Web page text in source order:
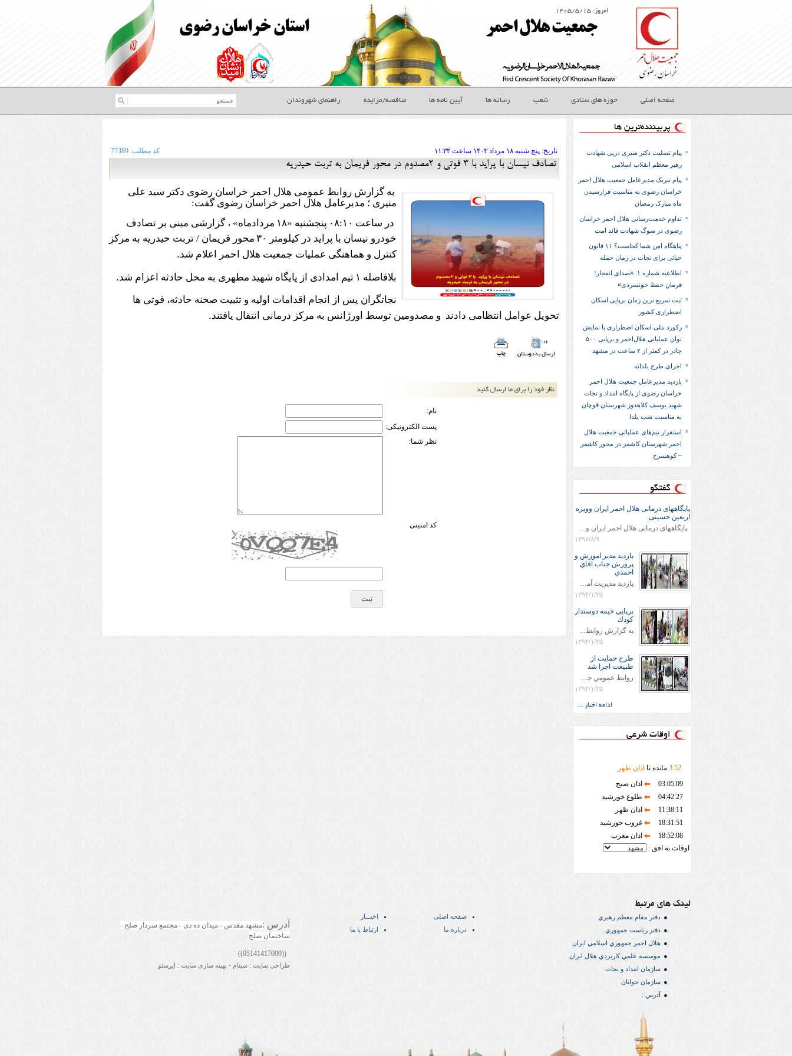
امروز: ۱۴۰۵/۵/۱۵
صفحه اصلی حوزه های ستادی شعب رسانه ها آیین نامه ها مناقصه/مزایده راهنمای شهروندان
پربیننده‌ترین ها
پیام تسلیت دکتر منیری درپی شهادت
رهبر معظم انقلاب اسلامی
پیام تبریک مدیرعامل جمعیت هلال احمر
خراسان رضوی به مناسبت فرارسیدن
ماه مبارک رمضان
تداوم خدمت‌رسانی هلال احمر خراسان
رضوی در سوگ شهادت قائد امت
پناهگاه امن شما کجاست؟ ۱۱ قانون
حیاتی برای نجات در زمان حمله
اطلاعیه شماره ۱: «صدای انفجار؛
فرمانِ حفظ خونسردی»
ثبت سریع‌ ترین زمان برپایی اسکان
اضطراری کشور
رکورد ملی اسکان اضطراری با نمایش
توان عملیاتی هلال‌احمر و برپایی ۵۰۰
چادر در کمتر از ۲ ساعت در مشهد
اجرای طرح یلدانه
بازدید مدیرعامل جمعیت هلال احمر
خراسان رضوی از پایگاه امداد و نجات
شهید یوسف کلاهدوز شهرستان قوچان
به مناسبت شب یلدا
استقرار تیم‌های عملیاتی جمعیت هلال
احمر شهرستان کاشمر در محور کاشمر
– کوهسرخ
گفتگو
پایگاههای درمانی هلال احمر ایران وویزه
اربعین حسینی
پایگاههای درمانی هلال احمر ایران وویزه اربعین حسینی
۱۳۹۶/۸/۹
بازديد مدير اموزش و
پرورش جناب اقاي
احمدي
بازديد مديريت آموزش و پروش جناب اقاي احمدي به همراه اعضاي ستاد اسكان آموزش و پروش شهرستان سرخس در ساعت 11:30 در مورخه 11/1/1394 صورت گرفت و مسئولین با حضور در پست مسافرين نوروزی كه جمعیت هلال احمر شهرستان از نزدیک در جریان روند اجرای طرح های قرار گرفتند .
۱۳۹۴/۱/۲۵
برپايي خيمه دوستدار
كودك
به گزارش روابط عمومي جمعيت هلال احمر شهرستان سرخس علاوه بر اجرای خدمات امدادی، راهنمایی های گردشگری و موقعیت های جغرافیایی و برپایی چادرهای سلامت به منظور سنجش رایگان فشار و قندخون مسافران، ، خيمه هايي.با عنوان دوستدار کودک تجهیزشده که دراین فضا کودکان مراجعه کننده از طریق نقاشی و سایر هنرهای تجسمی با مفاهیم جمعیت هلال احمر و اصول هفتگانه آن آشنا می شوند. به دليل حضور چشم گير كودكان و خانواده ها سعی شده در قالب های متناسب با سنین کودکان مراجعه کنند
۱۳۹۴/۱/۲۵
طرح حمايت از
طبيعت اجرا شد
روابط عمومي جمعيت هلال احمر سرخس جمعيت هلال احمر سرخس در روز طبيعت جوانان جمعيت هلال احمر سرخس در راستاي حفاظت و حمايت از محيط زيست با انگيزه داشتن طبيعت زيبا و بدون زباله و جهت فرهنگ سازي طرح حمايت از طبيعت را اجرا نمودند. اين طرح با رويكرد حمايتي و اموزشي در خصوص اشتي باطبيعت اجرا شد و در اين طرح 700 عدد كيسه زباله وبروشور در خروجي هاي شهر بين همشهريان و مسافرين نوروزي توزيع گرديد و در راه بازگشت كيسه هاي زباله توسط همشهريان به مامورين محترم شهرداري مستقر در ورودي شهر
۱۳۹۴/۱/۲۵
ادامه اخبار ...
اوقات شرعی
3:52 مانده تا اذان ظهر
03:05:09
اذان صبح
04:42:27
طلوع خورشید
11:38:11
اذان ظهر
18:31:51
غروب خورشید
18:52:08
اذان مغرب
اوقات به افق :
تاريخ: ۱۴۰۳ پنج شنبه ۱۸ مرداد ساعت ۱۱:۳۳ کد مطلب: 77389
تصادف نیسان با پراید با ۳ فوتی و ۲مصدوم در محور فریمان به تربت حیدریه
به گزارش روابط عمومی هلال احمر خراسان رضوی دکتر سید علی
منیری ؛ مدیرعامل هلال احمر خراسان رضوی گفت:
در ساعت ۰۸:۱۰ پنجشنبه «۱۸ مردادماه» ، گزارشی مبنی بر تصادف
خودرو نیسان با پراید در کیلومتر
۳۰ محور فریمان / تربت حیدریه به مرکز
کنترل و هماهنگی عملیات جمعیت هلال احمر اعلام شد.
بلافاصله ۱ تیم امدادی از پایگاه شهید مطهری به محل حادثه اعزام شد.
نجاتگران پس از انجام اقدامات اولیه و تثبیت صحنه حادثه، فوتی ها
تحویل عوامل انتظامی دادند و مصدومین توسط اورژانس به مرکز درمانی انتقال یافتند.
نام:
پست الکترونیکی:
نظر شما:
کد امنیتی
لینک های مرتبط
دفتر مقام معظم رهبري
دفتر رياست جمهوري
هلال احمر جمهوري اسلامي ايران
موسسه علمي كاربردي هلال ایران
سازمان امداد و نجات
سازمان جوانان
آدرس :
صفحه اصلی
اخبـــار
درباره ما
ارتباط با ما آدرس :
ساختمان صلح
((05141417000))
طراحی سایت : سینام - بهینه سازی سایت : ایرسئو